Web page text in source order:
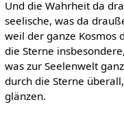
Und die Wahrheit da
seelische, was da
weil der ganze Kosmos
die Sterne
was zur Seelenwelt
durch die Sterne
glänzen.